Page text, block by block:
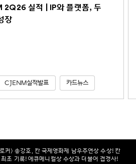
2Q26 실적 | IP와 플랫폼, 두
장
CJENM실적발표 카드뉴스
커> 송강호, 칸 국제영화제 남우주연상 수상! 칸
초 기록! 에큐메니컬상 수상과 더불어 겹경사!